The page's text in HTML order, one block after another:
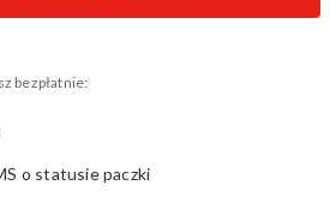
bezpłatnie:
o statusie paczki